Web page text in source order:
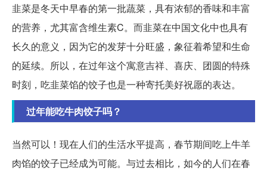
韭菜是冬天中早春的第一批蔬菜，具有浓郁的香味和丰富
的营养，尤其富含维生素C。而韭菜在中国文化中也具有
长久的意义，因为它的发芽十分旺盛，象征着希望和生命
的延续。所以，在过年这个寓意吉祥、喜庆、团圆的特殊
时刻，吃韭菜馅的饺子也是一种寄托美好祝愿的表达。
过年能吃牛肉饺子吗？
当然可以！现在人们的生活水平提高，春节期间吃上牛羊
肉馅的饺子已经成为可能。与过去相比，如今的人们在春